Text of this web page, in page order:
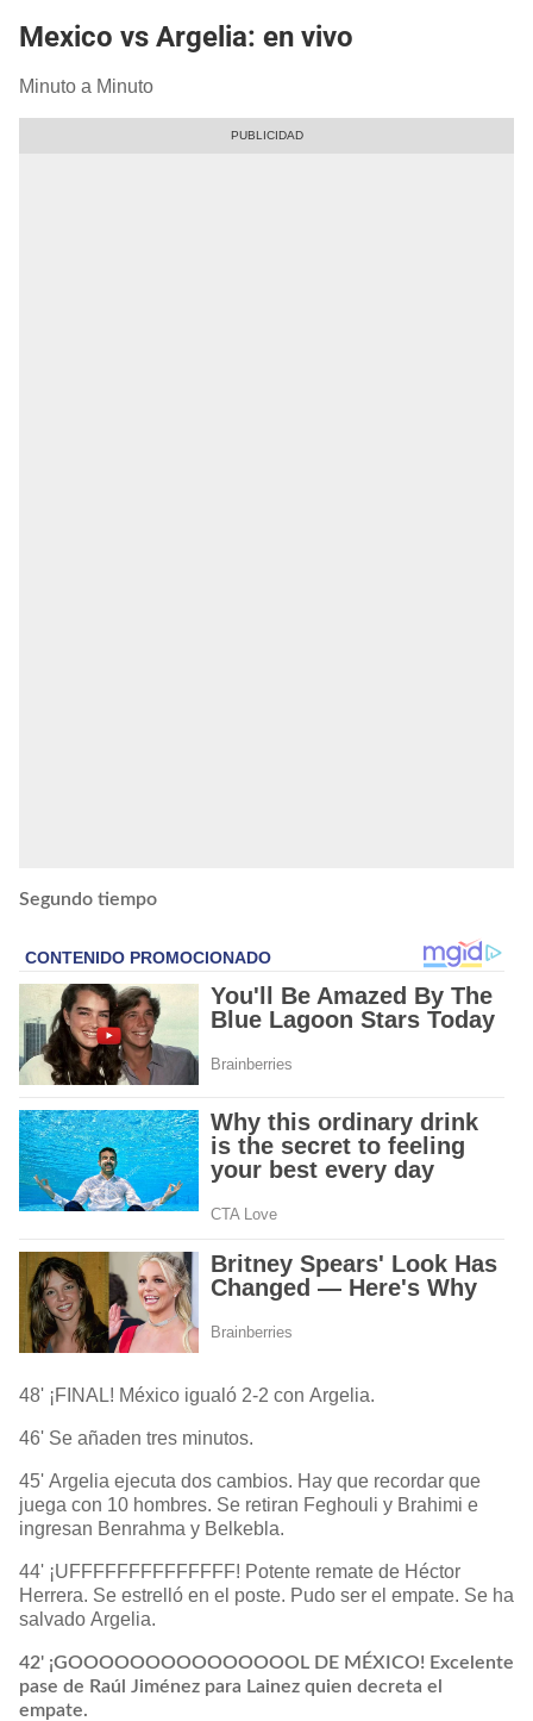
Mexico vs Argelia: en vivo
Minuto a Minuto
Segundo tiempo
48' ¡FINAL! México igualó 2-2 con Argelia.
46' Se añaden tres minutos.
45' Argelia ejecuta dos cambios. Hay que recordar que
juega con 10 hombres. Se retiran Feghouli y Brahimi e
ingresan Benrahma y Belkebla.
44' ¡UFFFFFFFFFFFFFF! Potente remate de Héctor
Herrera. Se estrelló en el poste. Pudo ser el empate. Se ha
salvado Argelia.
42' ¡GOOOOOOOOOOOOOOOL DE MÉXICO! Excelente
pase de Raúl Jiménez para Lainez quien decreta el
empate.